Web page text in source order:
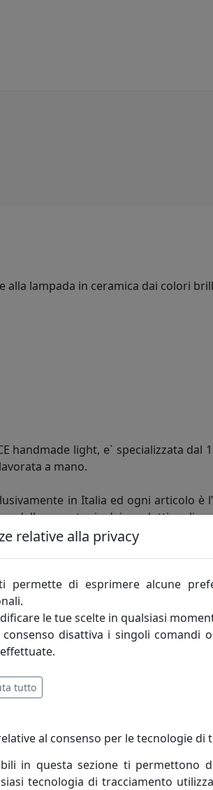
alla lampada in ceramica dai colori
handmade light, e` specializzata
a mano.
in Italia ed ogni articolo
dalla monotonia dei prodotti
più esigente, che non cerca
e in grado di personalizzare
giovane e Dinamica, che
relative alla privacy
permette di esprimere alcune
le tue scelte in qualsiasi
disattiva i singoli comandi
tutto
al consenso per le tecnologie di
in questa sezione ti permettono
tecnologia di tracciamento